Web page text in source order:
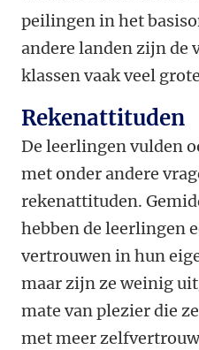
peilingen in het
andere landen zijn de
klassen vaak veel
Rekenattituden
De leerlingen vulden
met onder andere
rekenattituden.
hebben de leerlingen
vertrouwen in hun
maar zijn ze weinig
mate van plezier die
met meer